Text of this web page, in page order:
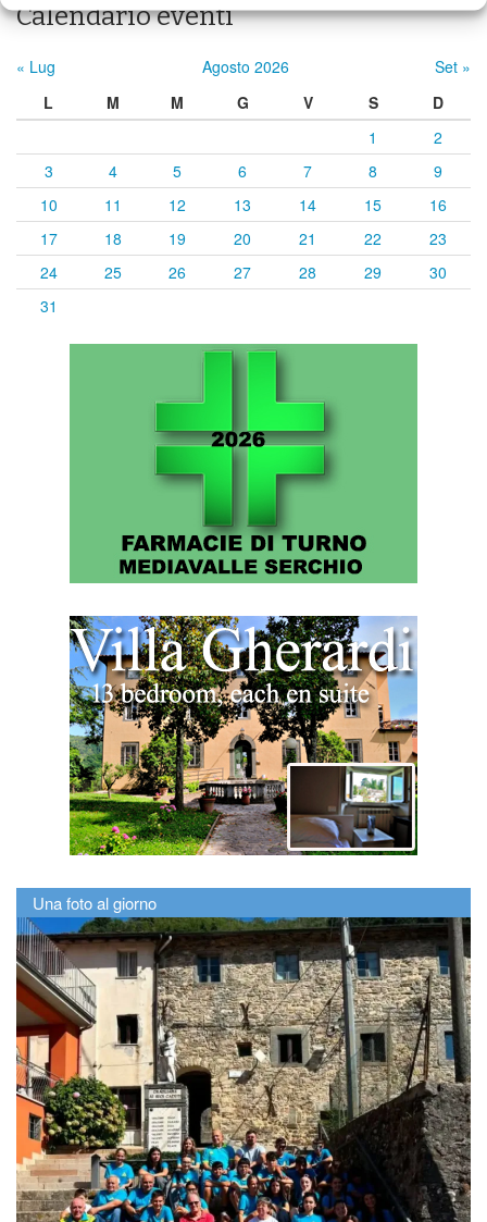
Calendario eventi
« Lug Agosto 2026
Set »
L
M M G V S
D
1
2
3
4 5 6 7 8
9
10
11 12 13 14 15
16
17
18 19 20 21 22
23
24
25 26 27 28 29
30
31
Una foto al giorno